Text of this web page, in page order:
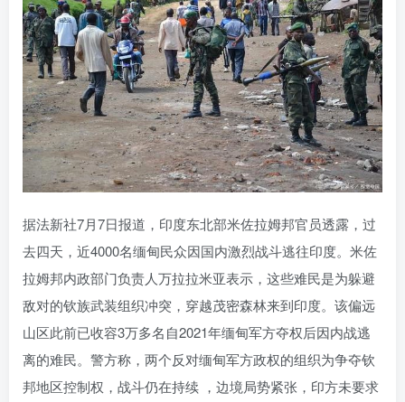
据法新社7月7日报道，印度东北部米佐拉姆邦官员透露，过
去四天，近4000名缅甸民众因国内激烈战斗逃往印度。米佐
拉姆邦内政部门负责人万拉拉米亚表示，这些难民是为躲避
敌对的钦族武装组织冲突，穿越茂密森林来到印度。该偏远
山区此前已收容3万多名自2021年缅甸军方夺权后因内战逃
离的难民。警方称，两个反对缅甸军方政权的组织为争夺钦
邦地区控制权，战斗仍在持续 ，边境局势紧张，印方未要求